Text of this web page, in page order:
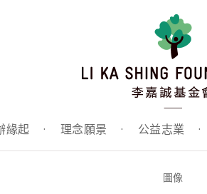
緣起 · 理念願景 · 公益志業 ·
圖像